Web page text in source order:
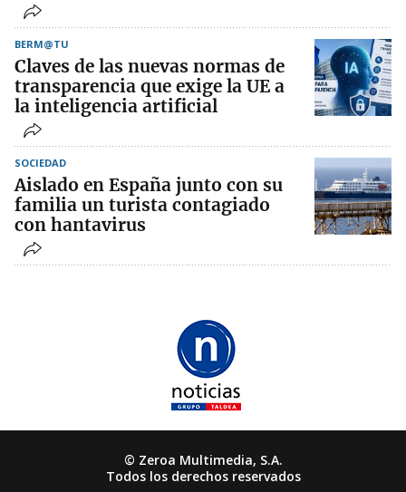
BERM@TU
Claves de las nuevas normas de
transparencia que exige la UE a
la inteligencia artificial
SOCIEDAD
Aislado en España junto con su
familia un turista contagiado
con hantavirus
© Zeroa Multimedia, S.A.
Todos los derechos reservados